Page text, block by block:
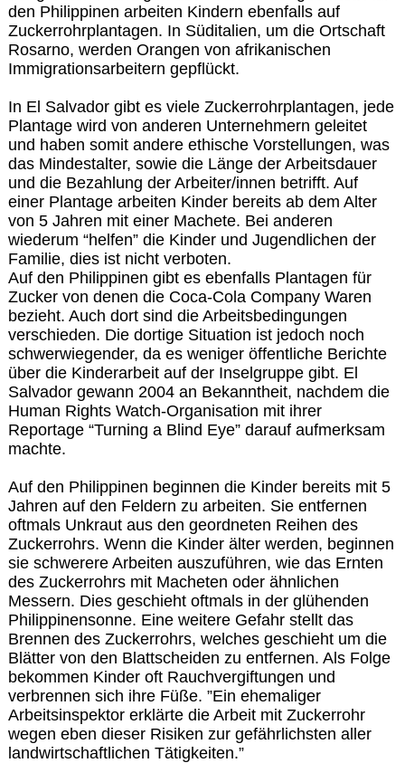
den Philippinen arbeiten Kindern ebenfalls auf
Zuckerrohrplantagen. In Süditalien, um die Ortschaft
Rosarno, werden Orangen von afrikanischen
Immigrationsarbeitern gepflückt.
In El Salvador gibt es viele Zuckerrohrplantagen, jede
Plantage wird von anderen Unternehmern geleitet
und haben somit andere ethische Vorstellungen, was
das Mindestalter, sowie die Länge der Arbeitsdauer
und die Bezahlung der Arbeiter/innen betrifft. Auf
einer Plantage arbeiten Kinder bereits ab dem Alter
von 5 Jahren mit einer Machete. Bei anderen
wiederum “helfen” die Kinder und Jugendlichen der
Familie, dies ist nicht verboten.
Auf den Philippinen gibt es ebenfalls Plantagen für
Zucker von denen die Coca-Cola Company Waren
bezieht. Auch dort sind die Arbeitsbedingungen
verschieden. Die dortige Situation ist jedoch noch
schwerwiegender, da es weniger öffentliche Berichte
über die Kinderarbeit auf der Inselgruppe gibt. El
Salvador gewann 2004 an Bekanntheit, nachdem die
Human Rights Watch-Organisation mit ihrer
Reportage “Turning a Blind Eye” darauf aufmerksam
machte.
Auf den Philippinen beginnen die Kinder bereits mit 5
Jahren auf den Feldern zu arbeiten. Sie entfernen
oftmals Unkraut aus den geordneten Reihen des
Zuckerrohrs. Wenn die Kinder älter werden, beginnen
sie schwerere Arbeiten auszuführen, wie das Ernten
des Zuckerrohrs mit Macheten oder ähnlichen
Messern. Dies geschieht oftmals in der glühenden
Philippinensonne. Eine weitere Gefahr stellt das
Brennen des Zuckerrohrs, welches geschieht um die
Blätter von den Blattscheiden zu entfernen. Als Folge
bekommen Kinder oft Rauchvergiftungen und
verbrennen sich ihre Füße. ”Ein ehemaliger
Arbeitsinspektor erklärte die Arbeit mit Zuckerrohr
wegen eben dieser Risiken zur gefährlichsten aller
landwirtschaftlichen Tätigkeiten.”